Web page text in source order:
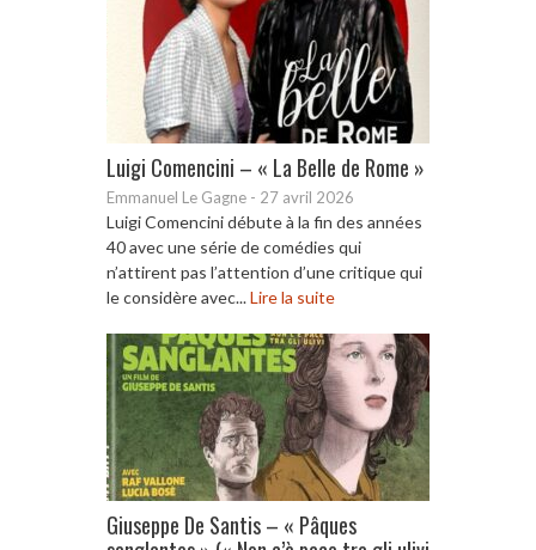
Luigi Comencini – « La Belle de Rome »
Emmanuel Le Gagne - 27 avril 2026
Luigi Comencini débute à la fin des années
40 avec une série de comédies qui
n’attirent pas l’attention d’une critique qui
le considère avec...Lire la suite
Giuseppe De Santis – « Pâques